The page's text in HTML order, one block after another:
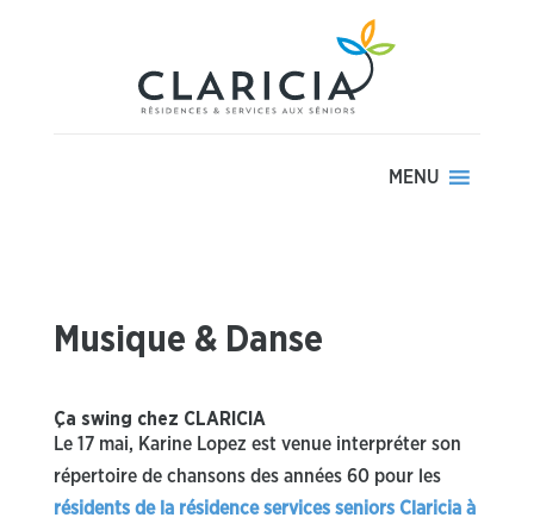
MENU
Musique & Danse
Ça swing chez CLARICIA
Le 17 mai, Karine Lopez est venue interpréter son
répertoire de chansons des années 60 pour les
résidents de la résidence services seniors Claricia à